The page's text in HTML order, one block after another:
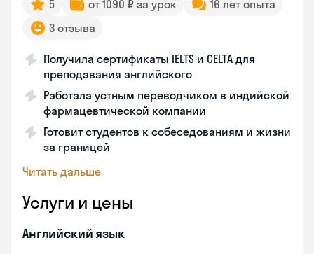
5 от 1090 ₽ за урок
16 лет опыта
3 отзыва
Получила сертификаты IELTS и CELTA для
преподавания английского
Работала устным переводчиком в индийской
фармацевтической компании
Готовит студентов к собеседованиям и жизни
за границей
Читать дальше
Услуги и цены
Английский язык